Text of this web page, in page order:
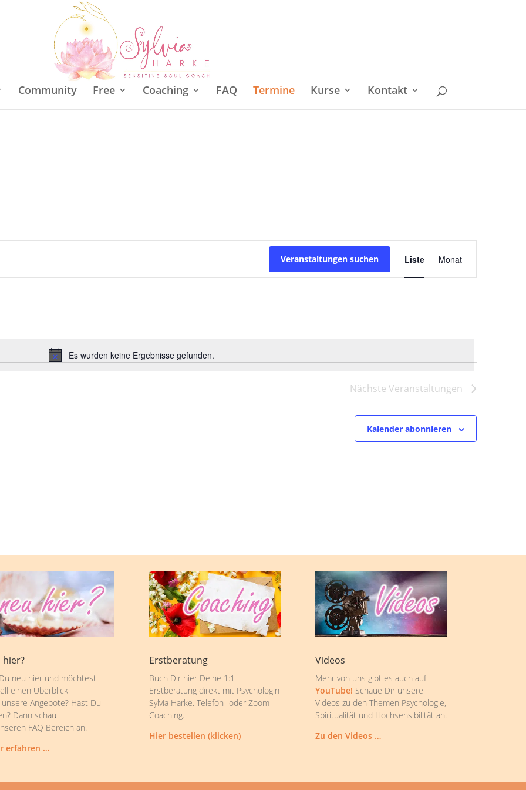
Community Free Coaching FAQ Termine Kurse Kontakt
Hinweis
Es wurden keine Ergebnisse gefunden.
Veranstaltungen suchen Ansichten-
Navigation
Liste Monat
Nächste Veranstaltungen
Kalender abonnieren
hier?
neu hier und möchtest
einen Überblick
Angebote? Hast Du
Dann schau
FAQ Bereich an.
erfahren …
Erstberatung
Buch Dir hier Deine 1:1
Erstberatung direkt mit Psychologin
Sylvia Harke. Telefon- oder Zoom
Coaching.
Hier bestellen (klicken)
Videos
Mehr von uns gibt es auch auf
YouTube! Schaue Dir unsere
Videos zu den Themen Psychologie,
Spiritualität und Hochsensibilität an.
Zu den Videos …